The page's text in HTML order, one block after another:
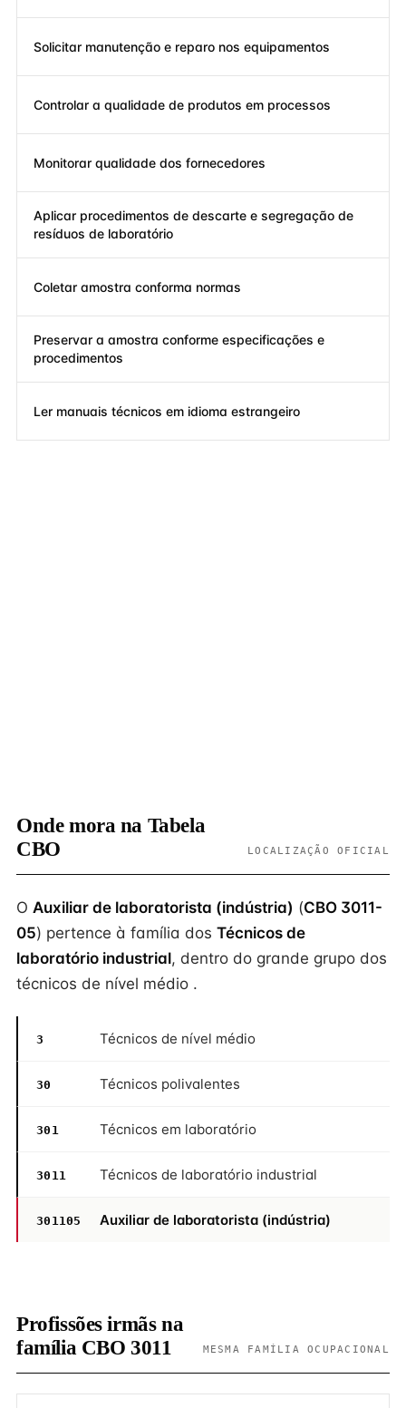
Solicitar manutenção e reparo nos equipamentos
Controlar a qualidade de produtos em processos
Monitorar qualidade dos fornecedores
Aplicar procedimentos de descarte e segregação de
resíduos de laboratório
Coletar amostra conforma normas
Preservar a amostra conforme especificações e
procedimentos
Ler manuais técnicos em idioma estrangeiro
Onde mora na Tabela
CBO
LOCALIZAÇÃO OFICIAL
O Auxiliar de laboratorista (indústria) (CBO 3011-
05) pertence à família dos Técnicos de
laboratório industrial, dentro do grande grupo dos
técnicos de nível médio .
3 Técnicos de nível médio
30 Técnicos polivalentes
301 Técnicos em laboratório
3011 Técnicos de laboratório industrial
301105 Auxiliar de laboratorista (indústria)
Profissões irmãs na
família CBO 3011
MESMA FAMÍLIA OCUPACIONAL